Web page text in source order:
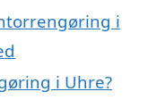
i
i Uhre?